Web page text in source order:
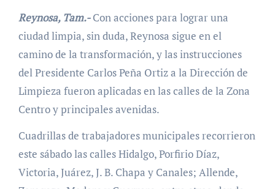
Reynosa, Tam.-Con acciones para lograr una
ciudad limpia, sin duda, Reynosa sigue en el
camino de la transformación, y las instrucciones
del Presidente Carlos Peña Ortiz a la Dirección de
Limpieza fueron aplicadas en las calles de la Zona
Centro y principales avenidas.
Cuadrillas de trabajadores municipales recorrieron
este sábado las calles Hidalgo, Porfirio Díaz,
Victoria, Juárez, J. B. Chapa y Canales; Allende,